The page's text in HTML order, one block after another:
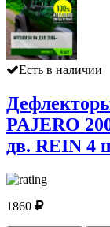
Есть в наличии
PAJERO
дв. REIN 4
1860